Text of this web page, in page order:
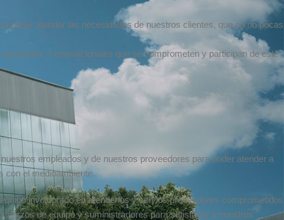
poder atender las necesidades de nuestros clientes, que en no pocas
e internacionales que se comprometen y participan de este
empleados y de nuestros proveedores para poder atender a
con el medioambiente.
involucrado en atenderlos y con los proveedores comprometidos
de equipo y suministradores para satisfacer a nuestros